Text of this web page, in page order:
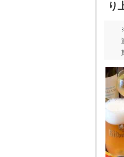
り